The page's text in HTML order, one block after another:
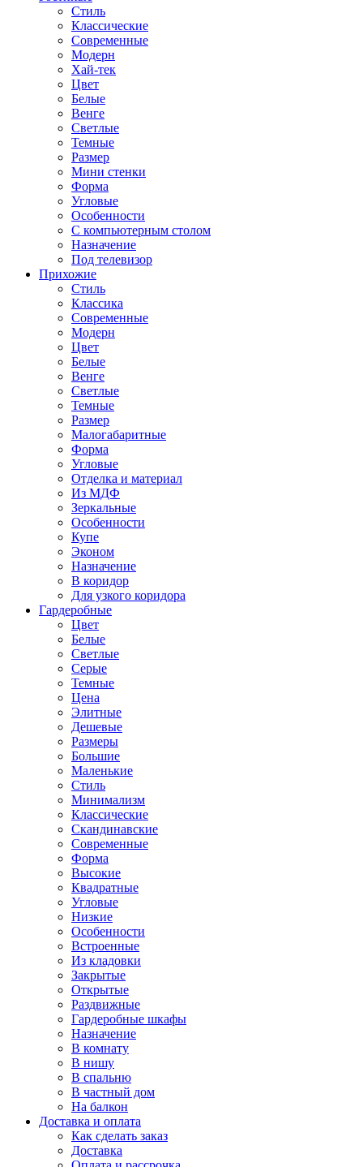
Стиль
Классические
Современные
Модерн
Хай-тек
Цвет
Белые
Венге
Светлые
Темные
Размер
Мини стенки
Форма
Угловые
Особенности
С компьютерным столом
Назначение
Под телевизор
Прихожие
Стиль
Классика
Современные
Модерн
Цвет
Белые
Венге
Светлые
Темные
Размер
Малогабаритные
Форма
Угловые
Отделка и материал
Из МДФ
Зеркальные
Особенности
Купе
Эконом
Назначение
В коридор
Для узкого коридора
Гардеробные
Цвет
Белые
Светлые
Серые
Темные
Цена
Элитные
Дешевые
Размеры
Большие
Маленькие
Стиль
Минимализм
Классические
Скандинавские
Современные
Форма
Высокие
Квадратные
Угловые
Низкие
Особенности
Встроенные
Из кладовки
Закрытые
Открытые
Раздвижные
Гардеробные шкафы
Назначение
В комнату
В нишу
В спальню
В частный дом
На балкон
Доставка и оплата
Как сделать заказ
Доставка